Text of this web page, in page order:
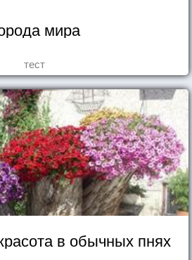
мира
тест
в обычных пнях